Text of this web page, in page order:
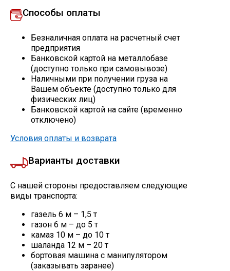
Столбы заборные
Сетка кладочная
Круги абразивные
Электроды
Проволока
Скобо-гибочные изделия
Остальное
Нержавейка
Способы оплаты
Безналичная оплата на расчетный счет
предприятия
Банковской картой на металлобазе
(доступно только при самовывозе)
Наличными при получении груза на
Вашем объекте (доступно только для
физических лиц)
Банковской картой на сайте (временно
отключено)
Условия оплаты и возврата
Варианты доставки
С нашей стороны предоставляем следующие
виды транспорта:
газель 6 м – 1,5 т
газон 6 м – до 5 т
камаз 10 м – до 10 т
шаланда 12 м – 20 т
бортовая машина с манипулятором
(заказывать заранее)